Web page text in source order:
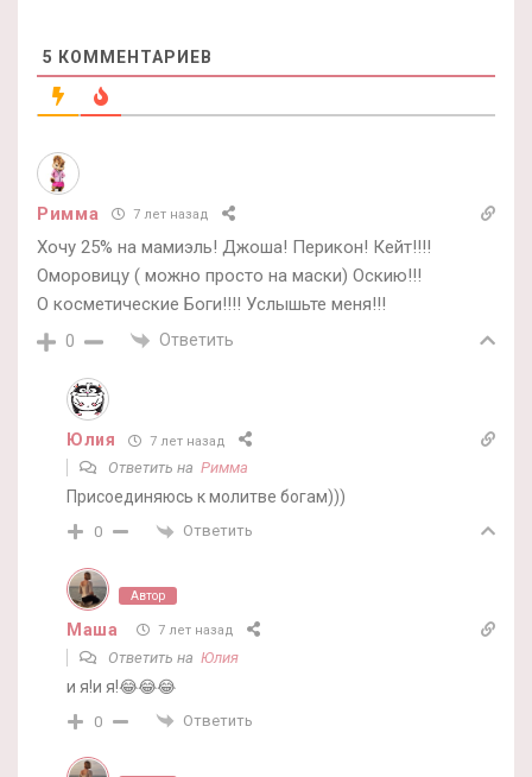
5 КОММЕНТАРИЕВ
Римма 7 лет назад
Хочу 25% на мамиэль! Джоша! Перикон! Кейт!!!!
Оморовицу ( можно просто на маски) Оскию!!!
О косметические Боги!!!! Услышьте меня!!!
0 Ответить
Юлия 7 лет назад
Ответить на Римма
Присоединяюсь к молитве богам)))
0 Ответить
Автор
Маша 7 лет назад
Ответить на Юлия
и я!и я!😂😂😂
0 Ответить